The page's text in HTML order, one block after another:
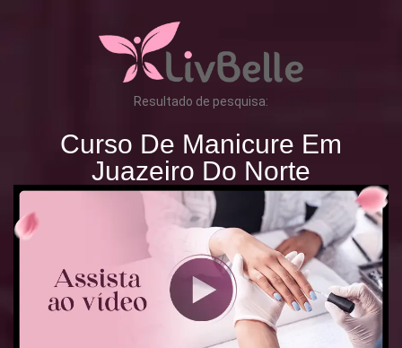
Resultado de pesquisa:
Curso De Manicure Em
Juazeiro Do Norte